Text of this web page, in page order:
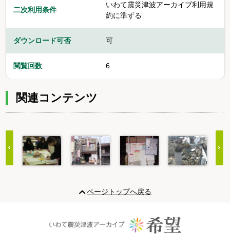
二次利用条件
いわて震災津波アーカイブ利用規
約に準ずる
ダウンロード可否 可
閲覧回数 6
関連コンテンツ
20
ページトップへ戻る